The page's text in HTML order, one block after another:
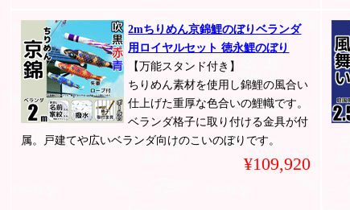
2mちりめん京錦鯉のぼりベランダ
用ロイヤルセット 徳永鯉のぼり
【万能スタンド付き】
ちりめん素材を使用し錦鯉の風合い
仕上げた重厚な色合いの鯉幟です。
ベランダ格子に取り付ける金具が付
属。戸建てや広いベランダ向けのこいのぼりです。
¥109,920